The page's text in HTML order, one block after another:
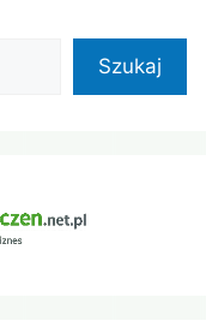
Szukaj